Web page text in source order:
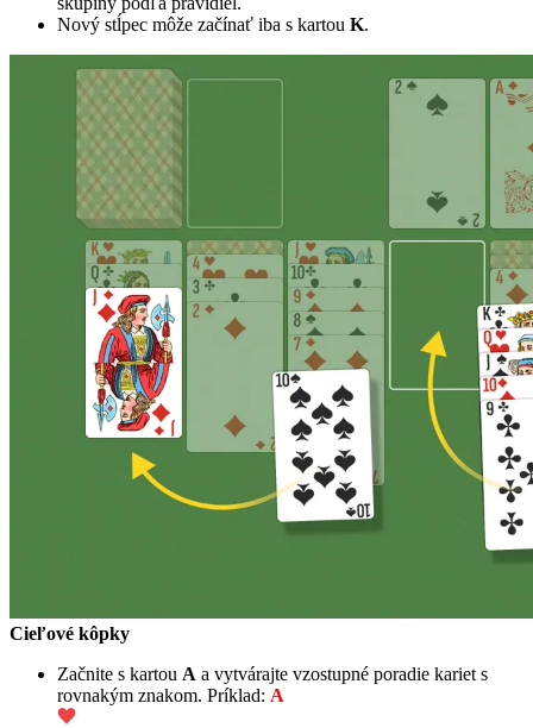
Nový stĺpec môže začínať iba s kartou K.
Cieľové kôpky
Začnite s kartou A a vytvárajte vzostupné poradie kariet s
rovnakým znakom. Príklad: A